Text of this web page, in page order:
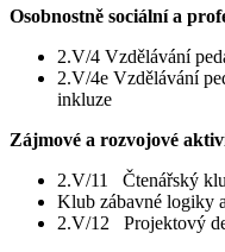
Osobnostně sociální a
2.V/4 Vzdělávání
2.V/4e Vzdělávání
inkluze
Zájmové a rozvojové
2.V/11 Čtenářský
Klub zábavné logiky
2.V/12 Projektový